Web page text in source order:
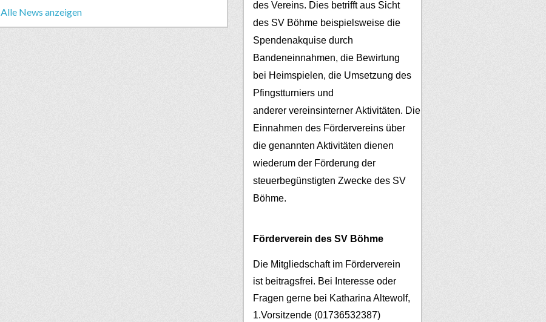
Alle News anzeigen
des Vereins. Dies betrifft aus Sicht
des SV Böhme beispielsweise die
Spendenakquise durch
Bandeneinnahmen, die Bewirtung
bei Heimspielen, die Umsetzung des
Pfingstturniers und
anderer vereinsinterner Aktivitäten. Die
Einnahmen des Fördervereins über
die genannten Aktivitäten dienen
wiederum der Förderung der
steuerbegünstigten Zwecke des SV
Böhme.
Förderverein des SV Böhme
Die Mitgliedschaft im Förderverein
ist beitragsfrei. Bei Interesse oder
Fragen gerne bei Katharina Altewolf,
1.Vorsitzende (01736532387)